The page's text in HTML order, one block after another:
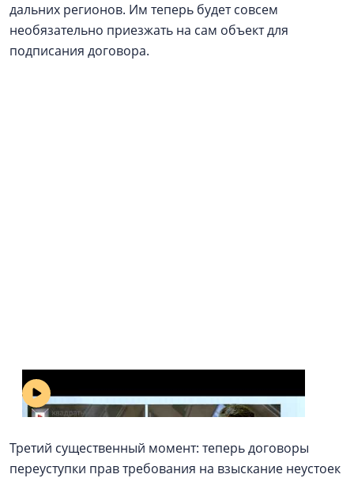
дальних регионов. Им теперь будет совсем
необязательно приезжать на сам объект для
подписания договора.
Третий существенный момент: теперь договоры
переуступки прав требования на взыскание неустоек